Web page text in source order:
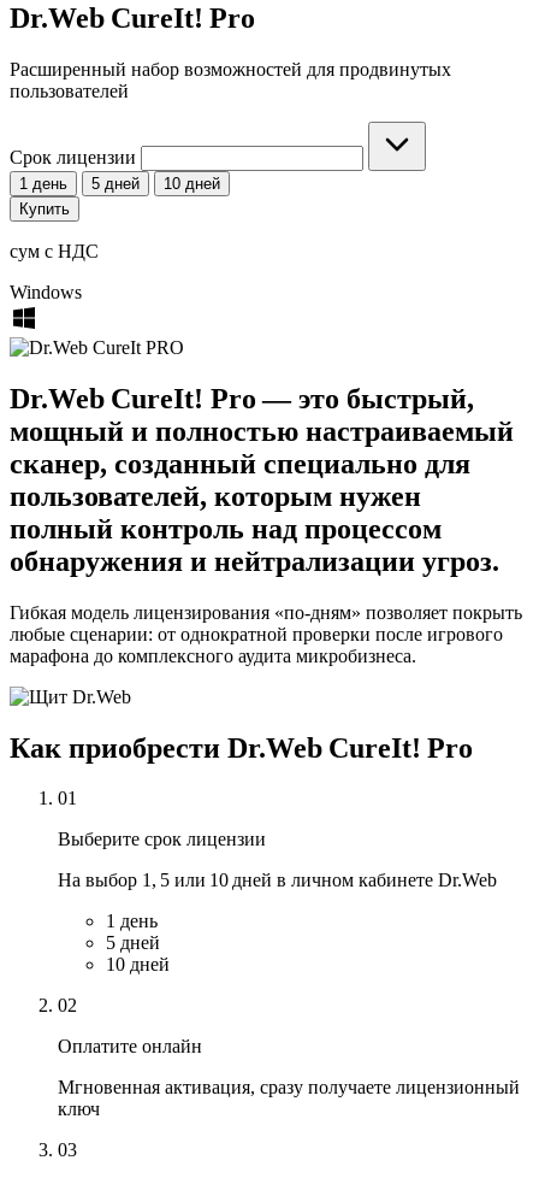
Dr.Web CureIt! Pro
Расширенный набор возможностей для продвинутых
пользователей
Срок лицензии
1 день 5 дней
10 дней
Купить
сум с НДС
Windows
Dr.Web CureIt! Pro — это быстрый,
мощный и полностью настраиваемый
сканер, созданный специально для
пользователей, которым нужен
полный контроль над процессом
обнаружения и нейтрализации угроз.
Гибкая модель лицензирования «по‑дням» позволяет покрыть
любые сценарии: от однократной проверки после игрового
марафона до комплексного аудита микробизнеса.
Как приобрести Dr.Web CureIt! Pro
01
Выберите срок лицензии
На выбор 1, 5 или 10 дней в личном кабинете Dr.Web
1 день
5 дней
10 дней
02
Оплатите онлайн
Мгновенная активация, сразу получаете лицензионный
ключ
03